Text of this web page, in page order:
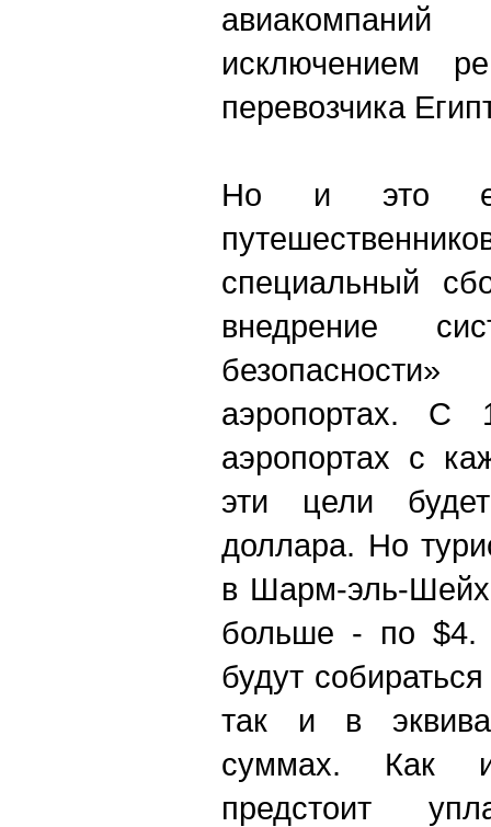
исключением
перевозчика
Но и это
специальный
внедрение
аэропортах. С
аэропортах с
эти цели
доллара. Но
в Шарм-эль-
больше - по $4.
будут
так и в
суммах. Как
предстоит